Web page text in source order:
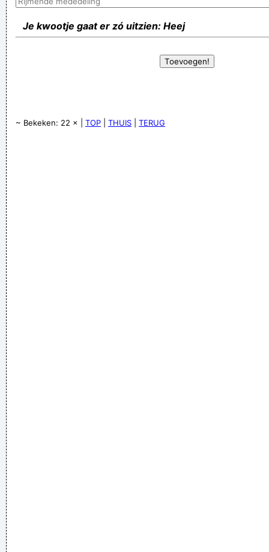
Je kwootje gaat er zó uitzien: Heej
~ Bekeken: 22 × | TOP THUIS TERUG